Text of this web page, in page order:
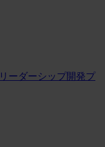
ーダーシップ開発プ